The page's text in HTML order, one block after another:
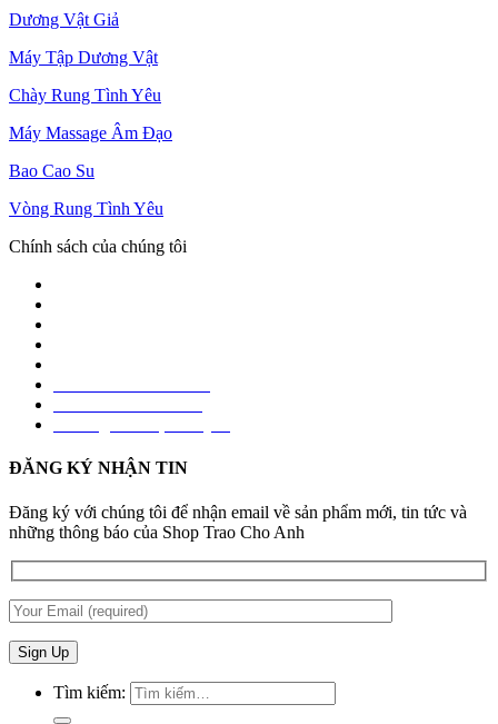
Dương Vật Giả
Máy Tập Dương Vật
Chày Rung Tình Yêu
Máy Massage Âm Đạo
Bao Cao Su
Vòng Rung Tình Yêu
Chính sách của chúng tôi
ĐĂNG KÝ NHẬN TIN
Đăng ký với chúng tôi để nhận email về sản phẩm mới, tin tức và
những thông báo của Shop Trao Cho Anh
Tìm kiếm: